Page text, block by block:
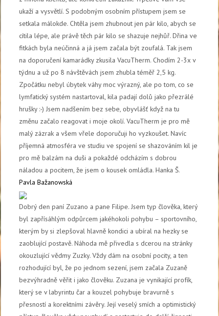
ukaží a vysvětlí. S podobným osobním přístupem jsem se
setkala málokde. Chtěla jsem zhubnout jen pár kilo, abych se
cítila lépe, ale právě těch pár kilo se shazuje nejhůř. Dřina ve
fitkách byla neúčinná a já jsem začala být zoufalá. Tak jsem
na doporučení kamarádky zkusila VacuTherm. Chodím 2-3x v
týdnu a už po 8 návštěvách jsem zhubla téměř 2,5 kg.
Zpočátku nebyl úbytek váhy moc výrazný, ale po tom, co se
lymfatický systém nastartoval, kila padají dolů jako přezrálé
hrušky :-) Jsem nadšením bez sebe, obyvlášť když na tu
změnu začalo reagovat i moje okolí. VacuTherm je pro mě
malý zázrak a všem vřele doporučuji ho vyzkoušet. Navíc
příjemná atmosféra ve studiu ve spojení se shazováním kil je
pro mě balzám na duši a pokaždé odcházím s dobrou
náladou a pocitem, že jsem o kousek omládla. Hanka Š.
Pavla Bažanowská
Dobrý den paní Zuzano a pane Filipe. Jsem typ člověka, který
byl zapřísáhlým odpůrcem jakéhokoli pohybu – sportovního,
kterým by si zlepšoval hlavně kondici a ubíral na hezky se
zaoblující postavě. Náhoda mě přivedla s dcerou na stránky
okouzlující vědmy Zuzky. Vždy dám na osobní pocity, a ten
rozhodující byl, že po jednom sezení, jsem začala Zuzaně
bezvýhradně věřit i jako člověku. Zuzana je vynikající profík,
který se v labyrintu čar a kouzel pohybuje bravurně s
přesností a korektními závěry. Její veselý smích a optimistický